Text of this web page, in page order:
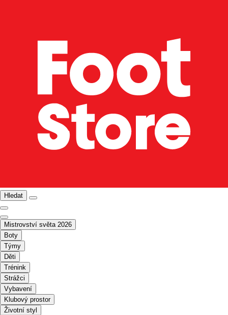
Hledat
Mistrovství světa 2026
Boty
Týmy
Děti
Trénink
Strážci
Vybavení
Klubový prostor
Životní styl